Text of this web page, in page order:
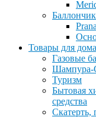
Prana
Товары для
Газовые
Шампура-
Туризм
Бытовая
средства
Скатерть,